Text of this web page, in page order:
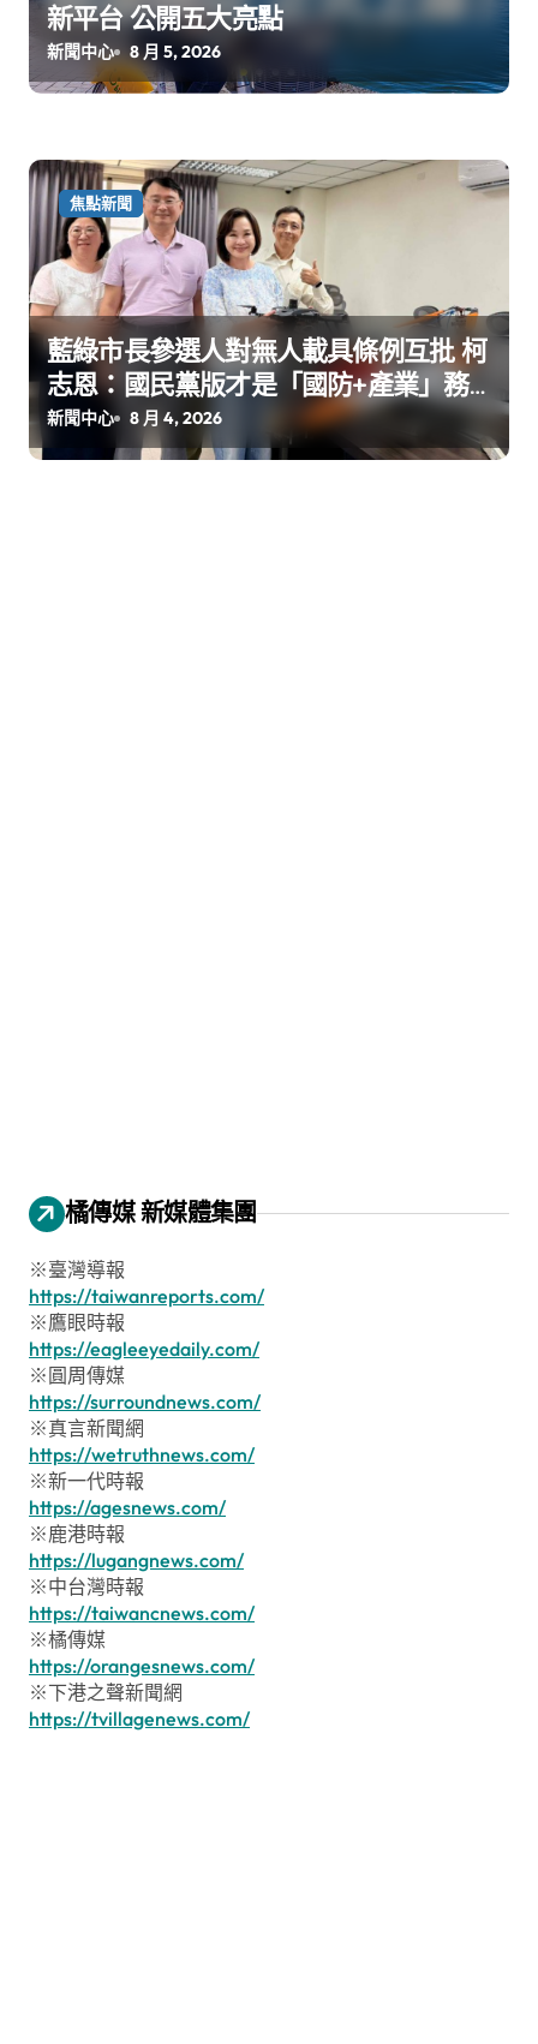
新平台 公開五大亮點
新聞中心 8 月 5, 2026
焦點新聞
藍綠市長參選人對無人載具條例互批 柯
志恩：國民黨版才是「國防+產業」務
實版
新聞中心 8 月 4, 2026
橘傳媒 新媒體集團
※臺灣導報
https://taiwanreports.com/
※鷹眼時報
https://eagleeyedaily.com/
※圓周傳媒
https://surroundnews.com/
※真言新聞網
https://wetruthnews.com/
※新一代時報
https://agesnews.com/
※鹿港時報
https://lugangnews.com/
※中台灣時報
https://taiwancnews.com/
※橘傳媒
https://orangesnews.com/
※下港之聲新聞網
https://tvillagenews.com/